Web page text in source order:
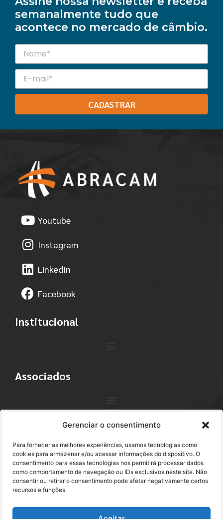
Gerenciar o consentimento
Para fornecer as melhores experiências, usamos tecnologias como
cookies para armazenar e/ou acessar informações do dispositivo. O
consentimento para essas tecnologias nos permitirá processar dados
como comportamento de navegação ou IDs exclusivos neste site. Não
consentir ou retirar o consentimento pode afetar negativamente certos
recursos e funções.
semanalmente tudo que
acontece no mercado de câmbio.
CADASTRAR
Youtube
Instagram
LinkedIn
Facebook
Institucional
Associados
+55 (11) 3113-4040
abracam@abracam.com
Bela Vista - São Paulo, SP CEP 01310-300